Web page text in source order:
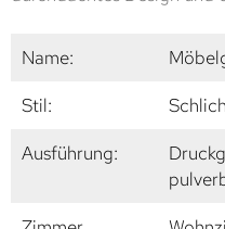
Name:
Stil:
Ausführung: